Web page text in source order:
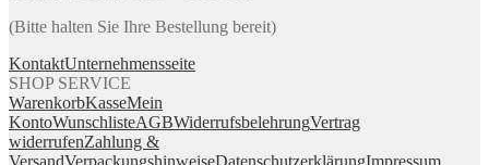
(Bitte halten Sie Ihre Bestellung bereit)
KontaktUnternehmensseite
SHOP SERVICE
WarenkorbKasseMein
KontoWunschlisteAGBWiderrufsbelehrungVertrag
widerrufenZahlung &
VersandVerpackungshinweiseDatenschutzerklärungImpressum